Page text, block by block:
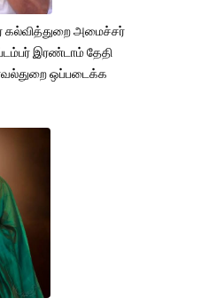
கல்வித்துறை அமைச்சர்
இரண்டாம் தேதி
ஒப்படைக்க